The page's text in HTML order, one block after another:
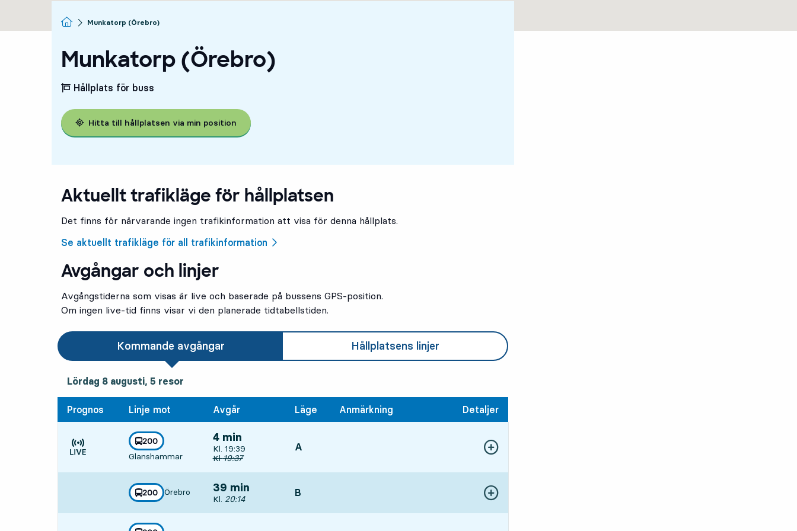
Startsida
Munkatorp (Örebro)
Munkatorp (Örebro)
Hållplats för buss
Hitta till hållplatsen via min position
Aktuellt trafikläge för hållplatsen
Det finns för närvarande ingen trafikinformation att visa för denna hållplats.
Se aktuellt trafikläge för all trafikinformation
Avgångar och linjer
Avgångstiderna som visas är live och baserade på bussens GPS-position.
Om ingen live-tid finns visar vi den planerade tidtabellstiden.
Kommande avgångar Hållplatsens linjer
lördag 8 augusti, 5resor
Lördag 8 augusti, 5 resor
Prognos Linje mot Avgår Läge Anmärkning Detaljer
Tiden är prognos
linje
200
mot
Glanshammar
,
4 min
Avgår, Kl. 19:39, om 4 min
Kl. 19:39
Ursprunglig avgångstid
Kl19:37
LÄGE,
A Visa fler detaljer
linje
200
mot
Örebro
,
39 min
Avgår, Kl. 20:14, om 39 min
Kl. 20:14
LÄGE,
B Visa fler detaljer